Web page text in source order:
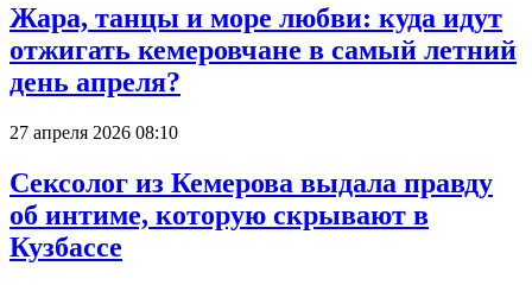
Жара, танцы и море любви: куда идут
отжигать кемеровчане в самый летний
день апреля?
27 апреля 2026 08:10
Сексолог из Кемерова выдала правду
об интиме, которую скрывают в
Кузбассе